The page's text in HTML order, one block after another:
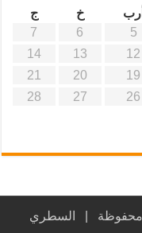
أرب خ
ج
5
6
7
12
13
14
19
20
21
26
27
28
السطري